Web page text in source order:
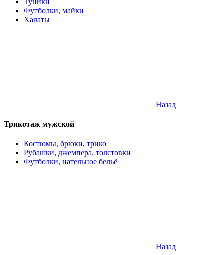
Футболки, майки
Халаты
Назад
Трикотаж мужской
Костюмы, брюки, трико
Рубашки, джемпера, толстовки
Футболки, нательное бельё
Назад